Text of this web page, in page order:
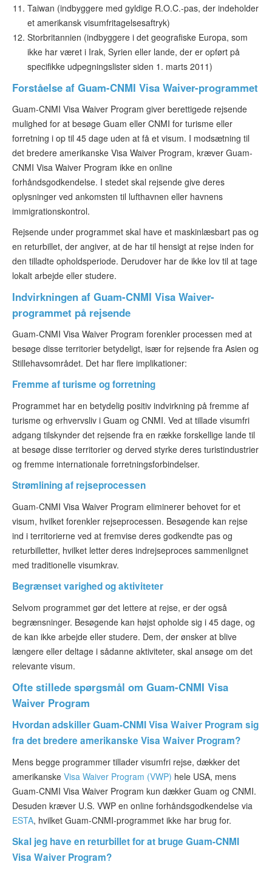
Taiwan (indbyggere med gyldige R.O.C.-pas, der indeholder
et amerikansk visumfritagelsesaftryk)
Storbritannien (indbyggere i det geografiske Europa, som
ikke har været i Irak, Syrien eller lande, der er opført på
specifikke udpegningslister siden 1. marts 2011)
Forståelse af Guam-CNMI Visa Waiver-programmet
Guam-CNMI Visa Waiver Program giver berettigede rejsende
mulighed for at besøge Guam eller CNMI for turisme eller
forretning i op til 45 dage uden at få et visum. I modsætning til
det bredere amerikanske Visa Waiver Program, kræver Guam-
CNMI Visa Waiver Program ikke en online
forhåndsgodkendelse. I stedet skal rejsende give deres
oplysninger ved ankomsten til lufthavnen eller havnens
immigrationskontrol.
Rejsende under programmet skal have et maskinlæsbart pas og
en returbillet, der angiver, at de har til hensigt at rejse inden for
den tilladte opholdsperiode. Derudover har de ikke lov til at tage
lokalt arbejde eller studere.
Indvirkningen af Guam-CNMI Visa Waiver-
programmet på rejsende
Guam-CNMI Visa Waiver Program forenkler processen med at
besøge disse territorier betydeligt, især for rejsende fra Asien og
Stillehavsområdet. Det har flere implikationer:
Fremme af turisme og forretning
Programmet har en betydelig positiv indvirkning på fremme af
turisme og erhvervsliv i Guam og CNMI. Ved at tillade visumfri
adgang tilskynder det rejsende fra en række forskellige lande til
at besøge disse territorier og derved styrke deres turistindustrier
og fremme internationale forretningsforbindelser.
Strømlining af rejseprocessen
Guam-CNMI Visa Waiver Program eliminerer behovet for et
visum, hvilket forenkler rejseprocessen. Besøgende kan rejse
ind i territorierne ved at fremvise deres godkendte pas og
returbilletter, hvilket letter deres indrejseproces sammenlignet
med traditionelle visumkrav.
Begrænset varighed og aktiviteter
Selvom programmet gør det lettere at rejse, er der også
begrænsninger. Besøgende kan højst opholde sig i 45 dage, og
de kan ikke arbejde eller studere. Dem, der ønsker at blive
længere eller deltage i sådanne aktiviteter, skal ansøge om det
relevante visum.
Ofte stillede spørgsmål om Guam-CNMI Visa
Waiver Program
Hvordan adskiller Guam-CNMI Visa Waiver Program sig
fra det bredere amerikanske Visa Waiver Program?
Mens begge programmer tillader visumfri rejse, dækker det
amerikanske Visa Waiver Program (VWP) hele USA, mens
Guam-CNMI Visa Waiver Program kun dækker Guam og CNMI.
Desuden kræver U.S. VWP en online forhåndsgodkendelse via
ESTA, hvilket Guam-CNMI-programmet ikke har brug for.
Skal jeg have en returbillet for at bruge Guam-CNMI
Visa Waiver Program?